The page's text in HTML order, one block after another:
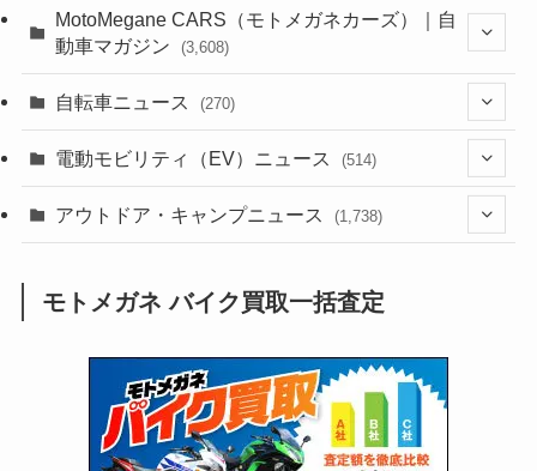
(44)
(1,243)
(639)
(118)
(60)
(31)
(51)
(34)
(252)
(38)
(24)
(16)
(25)
(249)
(64)
(16)
(62)
(306)
(6,958)
(2,474)
(249)
(1,226)
(12)
(131)
(167)
(66)
(16)
(141)
(1,143)
(166)
(23)
(415)
(352)
MotoMegane CARS（モトメガネカーズ）｜自
動車マガジン
(3,608)
(187)
(137)
(74)
(2,744)
(126)
(170)
自転車ニュース (270)
(54)
(211)
電動モビリティ（EV）ニュース (514)
(132)
(171)
(118)
(27)
アウトドア・キャンプニュース (1,738)
(1,605)
(147)
モトメガネ バイク買取一括査定